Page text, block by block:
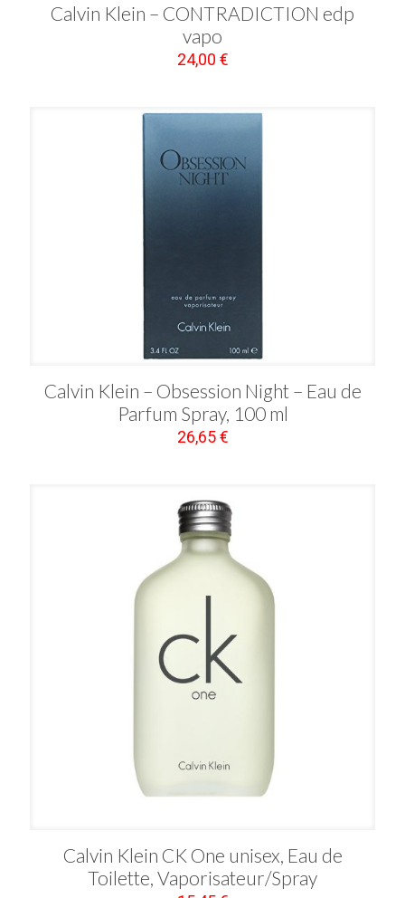
Calvin Klein – CONTRADICTION edp
vapo
24,00 €
Calvin Klein – Obsession Night – Eau de
Parfum Spray, 100 ml
26,65€
Calvin Klein CK One unisex, Eau de
Toilette, Vaporisateur/Spray